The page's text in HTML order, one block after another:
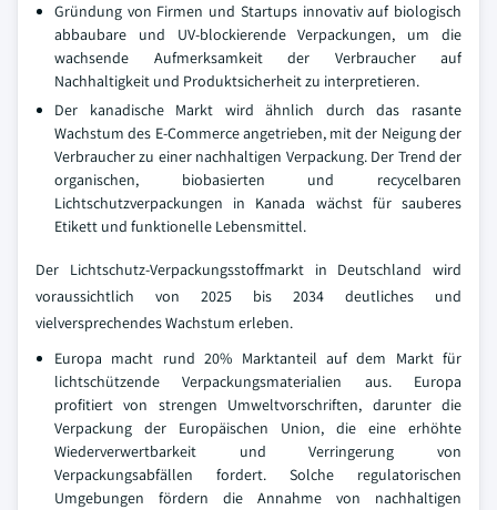
Gründung von Firmen und Startups innovativ auf biologisch
abbaubare und UV-blockierende Verpackungen, um die
wachsende Aufmerksamkeit der Verbraucher auf
Nachhaltigkeit und Produktsicherheit zu interpretieren.
Der kanadische Markt wird ähnlich durch das rasante
Wachstum des E-Commerce angetrieben, mit der Neigung der
Verbraucher zu einer nachhaltigen Verpackung. Der Trend der
organischen, biobasierten und recycelbaren
Lichtschutzverpackungen in Kanada wächst für sauberes
Etikett und funktionelle Lebensmittel.
Der Lichtschutz-Verpackungsstoffmarkt in Deutschland wird
voraussichtlich von 2025 bis 2034 deutliches und
vielversprechendes Wachstum erleben.
Europa macht rund 20% Marktanteil auf dem Markt für
lichtschützende Verpackungsmaterialien aus. Europa
profitiert von strengen Umweltvorschriften, darunter die
Verpackung der Europäischen Union, die eine erhöhte
Wiederverwertbarkeit und Verringerung von
Verpackungsabfällen fordert. Solche regulatorischen
Umgebungen fördern die Annahme von nachhaltigen